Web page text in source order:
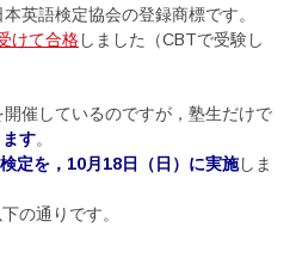
英語検定協会の登録商標です。
けて合格しました（CBTで受験し
催しているのですが，塾生だけで
す。
定を，10月18日（日）に実施しま
の通りです。